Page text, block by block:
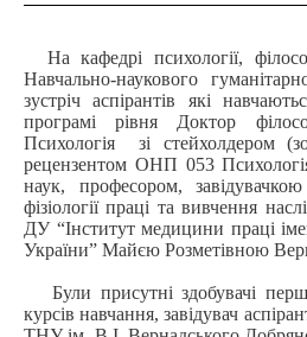
На кафедрі психології,
Навчально-наукового
зустріч аспірантів які
програмі рівня Доктор
Психологія зі стейхолдером
рецензентом ОНП 053
наук, професором, завідувачкою
фізіології праці та вивчення
ДУ “Інститут медицини праці
України” Майєю Розметівною
Були присутні здобувачі
курсів навчання, завідувач